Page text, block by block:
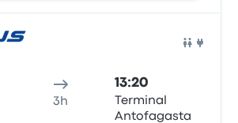
3h
13:20
Terminal
Antofagasta